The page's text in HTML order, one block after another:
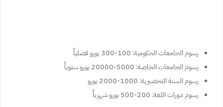
رسوم الجامعات الحكومية: 100-300 يورو فصلياً
رسوم الجامعات الخاصة: 5000-20000 يورو سنوياً
رسوم السنة التحضيرية: 1000-2000 يورو
رسوم دورات اللغة: 200-500 يورو شهرياً